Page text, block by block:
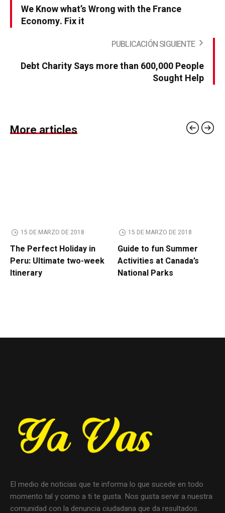
We Know what’s Wrong with the France
Economy. Fix it
Debt Charity Says more than 600,000 People
Sought Help
More articles
15 DE MARZO DE 2018
The Perfect Holiday in
Peru: Ultimate two-week
Itinerary
15 DE MARZO DE 2018
Guide to fun Summer
Activities at Canada’s
National Parks
El medio de noticias que te informa lo que sucede en todo
momento tal y como a ti te gusta. Nos gusta servir a nuestra
comunidad con la denuncia ciudadana que da resultados.